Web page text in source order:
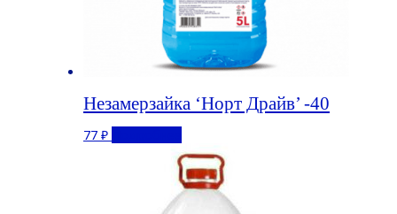
Незамерзайка ‘Норт Драйв’ -40
77 ₽